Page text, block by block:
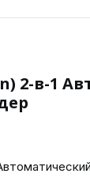
2-в-1